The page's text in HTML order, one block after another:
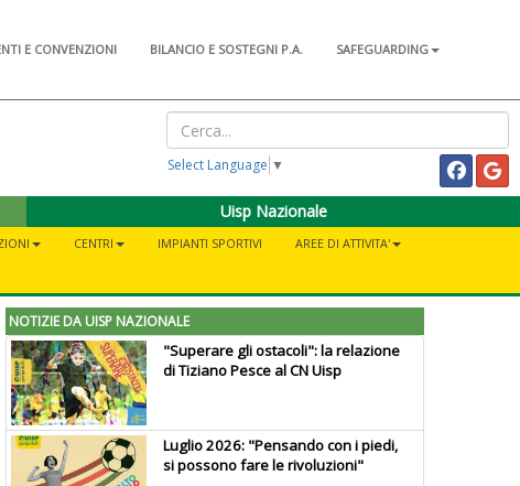
E CONVENZIONI BILANCIO E SOSTEGNI P.A.
SAFEGUARDING
Select Language ▼
Uisp Nazionale
CENTRI IMPIANTI SPORTIVI
AREE DI ATTIVITA'
NOTIZIE DA UISP NAZIONALE
"Superare gli ostacoli": la relazione
di Tiziano Pesce al CN Uisp
Luglio 2026: "Pensando con i piedi,
si possono fare le rivoluzioni"